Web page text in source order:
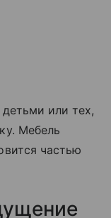
или тех,
Мебель
частью